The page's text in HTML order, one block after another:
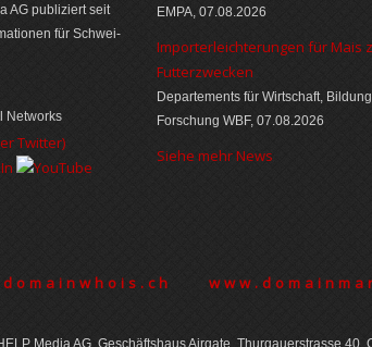
AG publiziert seit
für Schwei­
Networks
EMPA, 07.08.2026
Importerleichterungen für Mais
Futterzwecken
Departements für Wirtschaft,
Forschung WBF, 07.08.2026
Siehe mehr News
Media AG, Geschäftshaus Airgate, Thurgauer­strasse 40,